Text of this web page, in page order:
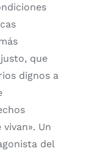
que
dignos a
Un
del